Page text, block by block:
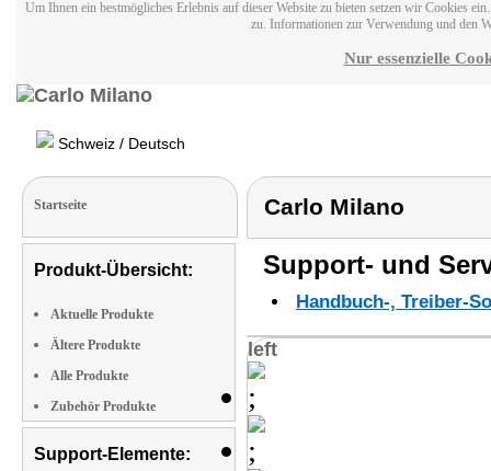
Um Ihnen ein bestmögliches Erlebnis auf dieser Website zu bieten setzen wir Cookies
zu. Informationen zur Verwendung und den
Nur essenzielle
Schweiz / Deutsch
Startseite
Produkt-Übersicht:
Aktuelle Produkte
Ältere Produkte
Alle Produkte
Zubehör Produkte
Support-Elemente:
Carlo Milano
Support- und
Handbuch-, Treiber-
left